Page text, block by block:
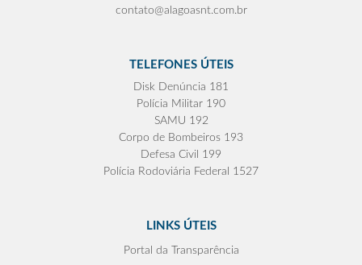
contato@alagoasnt.com.br
TELEFONES ÚTEIS
Disk Denúncia 181
Polícia Militar 190
SAMU 192
Corpo de Bombeiros 193
Defesa Civil 199
Polícia Rodoviária Federal 1527
LINKS ÚTEIS
Portal da Transparência